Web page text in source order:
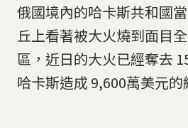
俄國境內的哈卡斯共和國
丘上看著被大火燒到面目
區，近日的大火已經奪去
哈卡斯造成 9,600萬美元的